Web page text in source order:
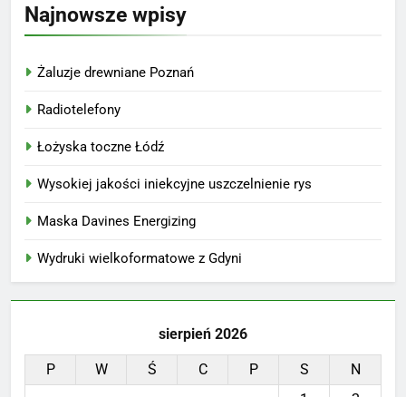
Najnowsze wpisy
Żaluzje drewniane Poznań
Radiotelefony
Łożyska toczne Łódź
Wysokiej jakości iniekcyjne uszczelnienie rys
Maska Davines Energizing
Wydruki wielkoformatowe z Gdyni
sierpień 2026
P W Ś C P S
N